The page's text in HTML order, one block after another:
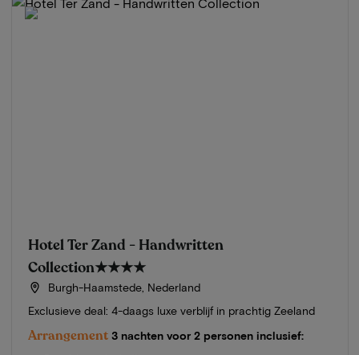
Hotel Ter Zand - Handwritten
Collection★★★★
Burgh-Haamstede, Nederland
Exclusieve deal: 4-daags luxe verblijf in prachtig Zeeland
Arrangement 3 nachten voor 2 personen inclusief: